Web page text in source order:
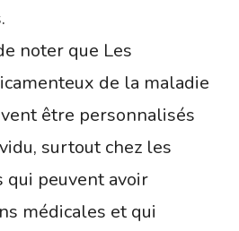
noter que Les
de la maladie
être personnalisés
surtout chez les
qui peuvent avoir
médicales et qui